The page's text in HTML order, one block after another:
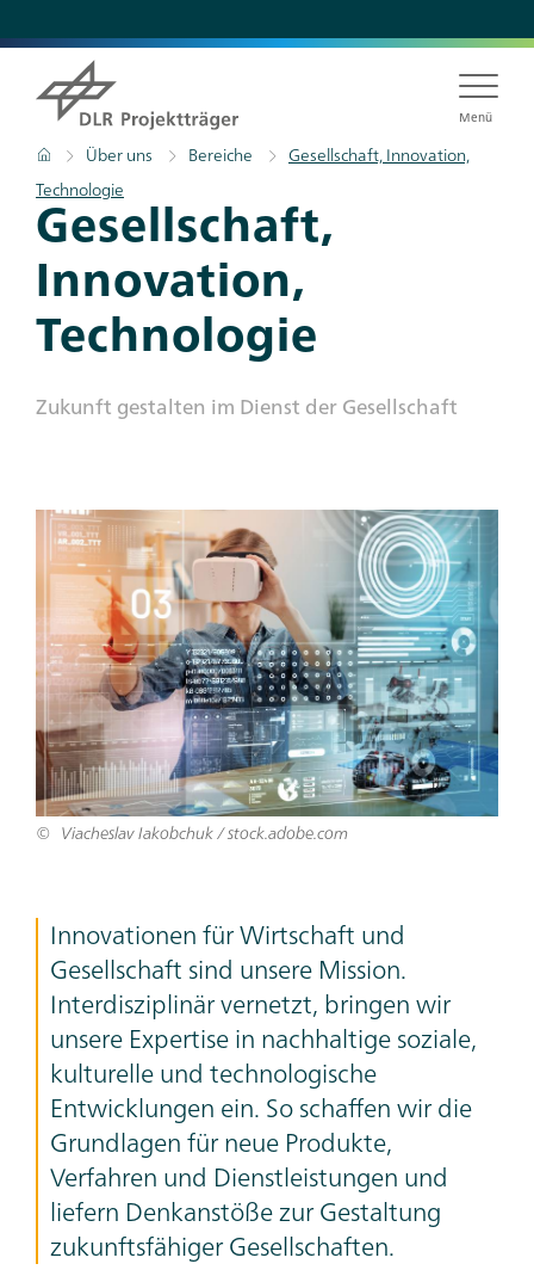
zum
Inhalt
Menü
Pfadnavigation
Startseite
Über uns Bereiche
Gesellschaft, Innovation,
Technologie
Titel
Gesellschaft,
Innovation,
Technologie
Subtitle
Zukunft gestalten im Dienst der Gesellschaft
Teaser
Bild
Viacheslav Iakobchuk / stock.adobe.com
Teaser
Text
Innovationen für Wirtschaft und
Gesellschaft sind unsere Mission.
Interdisziplinär vernetzt, bringen wir
unsere Expertise in nachhaltige soziale,
kulturelle und technologische
Entwicklungen ein. So schaffen wir die
Grundlagen für neue Produkte,
Verfahren und Dienstleistungen und
liefern Denkanstöße zur Gestaltung
zukunftsfähiger Gesellschaften.